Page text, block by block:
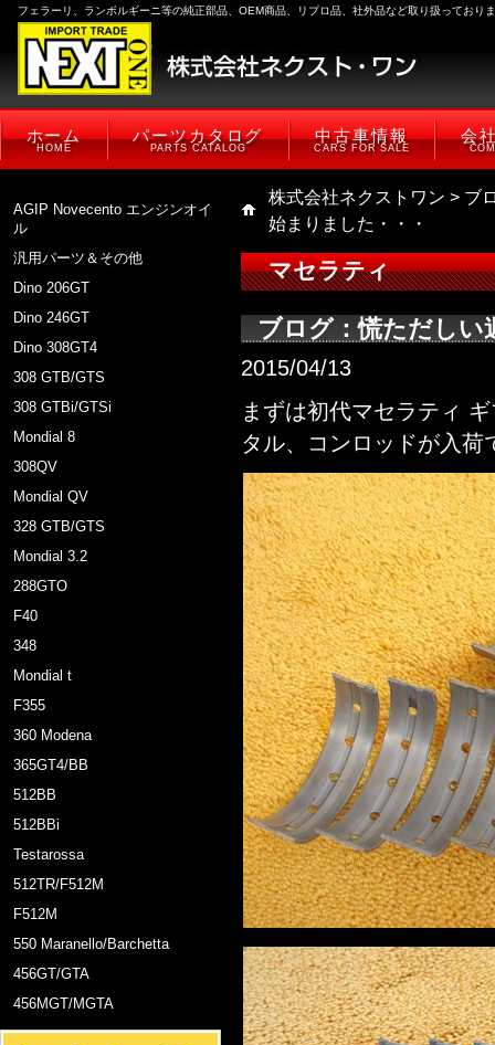
フェラーリ、ランボルギーニ等の純正部品、OEM商品、リプロ品、社外品など取り扱っており
ホーム
HOME
パーツカタログ
PARTS CATALOG
中古車情報
CARS FOR SALE
会
AGIP Novecento エンジンオイ
ル
汎用パーツ＆その他
Dino 206GT
Dino 246GT
Dino 308GT4
308 GTB/GTS
308 GTBi/GTSi
Mondial 8
308QV
Mondial QV
328 GTB/GTS
Mondial 3.2
288GTO
F40
348
Mondial t
F355
360 Modena
365GT4/BB
512BB
512BBi
Testarossa
512TR/F512M
F512M
550 Maranello/Barchetta
456GT/GTA
456MGT/MGTA
株式会社ネクストワン > ブ
始まりました・・・
マセラティ
ブログ：慌ただしい
2015/04/13
まずは初代マセラティ
タル、コンロッドが入荷